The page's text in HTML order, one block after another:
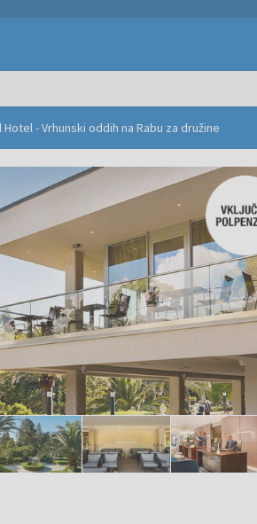
- Vrhunski oddih na Rabu za družine